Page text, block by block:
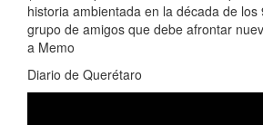
historia ambientada en la década de
grupo de amigos que debe afrontar
a Memo
Diario de Querétaro